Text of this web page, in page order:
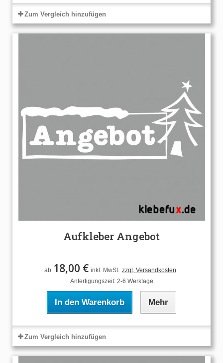
Zum Vergleich hinzufügen
Aufkleber Angebot
ab 18,00 € inkl. MwSt. zzgl. Versandkosten
Anfertigungszeit: 2-6 Werktage
In den Warenkorb Mehr
Zum Vergleich hinzufügen